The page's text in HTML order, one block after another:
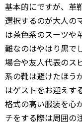
基本的にですが、革
選択するのが大人の
は茶色系のスーツや
難なのはやはり黒で
場合や友人代表のス
系の靴は避けたほう
はゲストをお迎えす
格式の高い服装を心
チをする際は周囲の